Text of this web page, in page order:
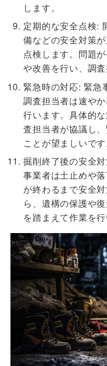
します。
定期的な安全点検:
備などの安全対策
点検します。問題
や改善を行い、調
緊急時の対応: 緊急
調査担当者は速や
行います。具体的
査担当者が協議し
ことが望ましいです
掘削終了後の安全
事業者は土止めや
が終わるまで安全
ら、遺構の保護や
を踏まえて作業を行